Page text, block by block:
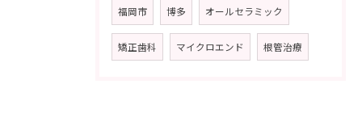
福岡市 博多 オールセラミック
矯正歯科 マイクロエンド 根管治療